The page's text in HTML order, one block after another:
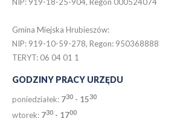
Gmina Miejska Hrubieszów:
NIP: 919-10-59-278, Regon: 950368888
TERYT: 06 04 01 1
GODZINY PRACY URZĘDU
poniedziałek: 730 - 1530
wtorek: 730 - 1700